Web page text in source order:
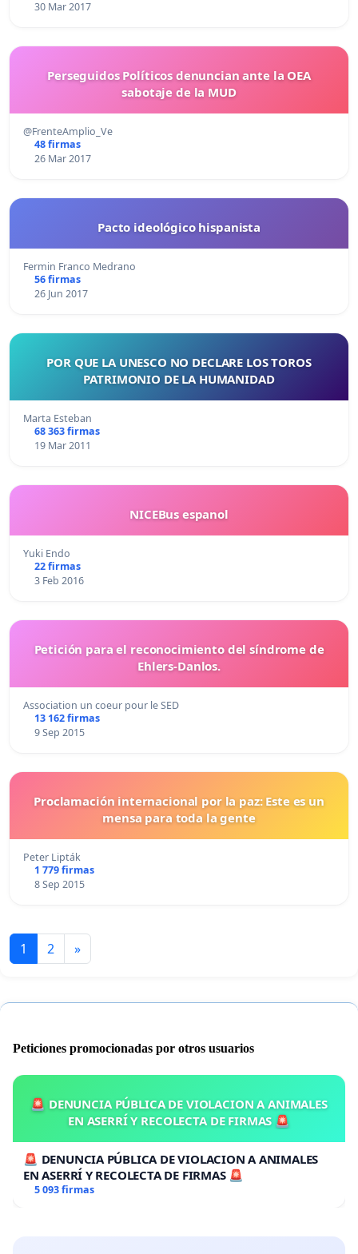
30 Mar 2017
Perseguidos Políticos denuncian ante la OEA
sabotaje de la MUD
@FrenteAmplio_Ve
48 firmas
26 Mar 2017
Pacto ideológico hispanista
Fermin Franco Medrano
56 firmas
26 Jun 2017
POR QUE LA UNESCO NO DECLARE LOS TOROS
PATRIMONIO DE LA HUMANIDAD
Marta Esteban
68 363 firmas
19 Mar 2011
NICEBus espanol
Yuki Endo
22 firmas
3 Feb 2016
Petición para el reconocimiento del síndrome de
Ehlers-Danlos.
Association un coeur pour le SED
13 162 firmas
9 Sep 2015
Proclamación internacional por la paz: Este es un
mensa para toda la gente
Peter Lipták
1 779 firmas
8 Sep 2015
1 2 »
Peticiones promocionadas por otros usuarios
🚨 DENUNCIA PÚBLICA DE VIOLACION A ANIMALES
EN ASERRÍ Y RECOLECTA DE FIRMAS 🚨
🚨 DENUNCIA PÚBLICA DE VIOLACION A ANIMALES
EN ASERRÍ Y RECOLECTA DE FIRMAS 🚨
5 093 firmas